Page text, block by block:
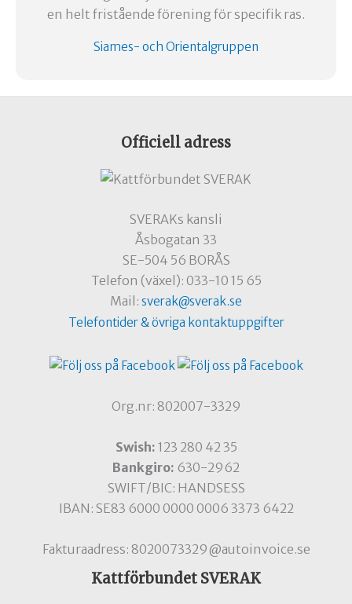
en helt fristående förening för specifik ras.
Siames- och Orientalgruppen
Officiell adress
SVERAKs kansli
Åsbogatan 33
SE-504 56 BORÅS
Telefon (växel): 033-10 15 65
Mail: sverak@sverak.se
Telefontider & övriga kontaktuppgifter
Org.nr: 802007-3329
Swish: 123 280 42 35
Bankgiro: 630-2962
SWIFT/BIC: HANDSESS
IBAN: SE83 6000 0000 0006 3373 6422
Fakturaadress: 8020073329@autoinvoice.se
Kattförbundet SVERAK